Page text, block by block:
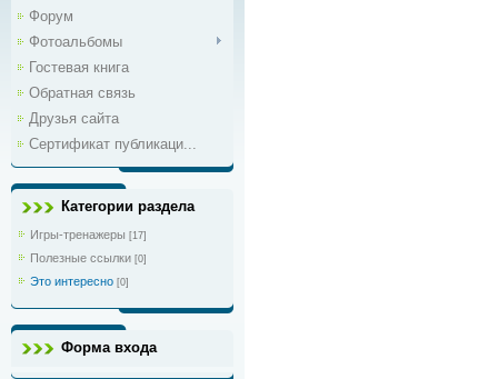
Форум
Фотоальбомы
Гостевая книга
Обратная связь
Друзья сайта
Сертификат публикаци...
Категории раздела
Игры-тренажеры [17]
Полезные ссылки [0]
Это интересно [0]
Форма входа